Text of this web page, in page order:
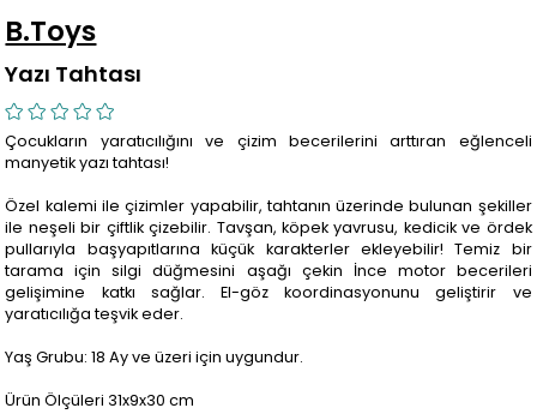
B.Toys
Yazı Tahtası
Çocukların yaratıcılığını ve çizim becerilerini arttıran eğlenceli
manyetik yazı tahtası!
Özel kalemi ile çizimler yapabilir, tahtanın üzerinde bulunan şekiller
ile neşeli bir çiftlik çizebilir. Tavşan, köpek yavrusu, kedicik ve ördek
pullarıyla başyapıtlarına küçük karakterler ekleyebilir! Temiz bir
tarama için silgi düğmesini aşağı çekin İnce motor becerileri
gelişimine katkı sağlar. El-göz koordinasyonunu geliştirir ve
yaratıcılığa teşvik eder.
Yaş Grubu: 18 Ay ve üzeri için uygundur.
Ürün Ölçüleri 31x9x30 cm